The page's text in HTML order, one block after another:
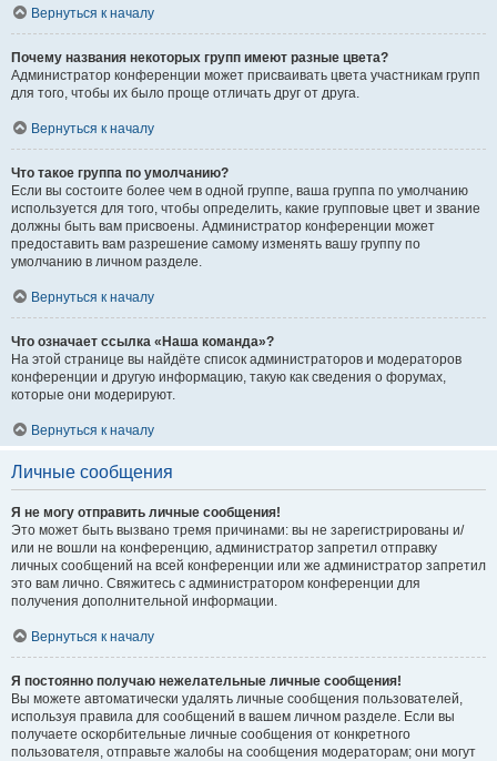
Вернуться к началу
Почему названия некоторых групп имеют разные цвета?
Администратор конференции может присваивать цвета участникам групп
для того, чтобы их было проще отличать друг от друга.
Вернуться к началу
Что такое группа по умолчанию?
Если вы состоите более чем в одной группе, ваша группа по умолчанию
используется для того, чтобы определить, какие групповые цвет и звание
должны быть вам присвоены. Администратор конференции может
предоставить вам разрешение самому изменять вашу группу по
умолчанию в личном разделе.
Вернуться к началу
Что означает ссылка «Наша команда»?
На этой странице вы найдёте список администраторов и модераторов
конференции и другую информацию, такую как сведения о форумах,
которые они модерируют.
Вернуться к началу
Личные сообщения
Я не могу отправить личные сообщения!
Это может быть вызвано тремя причинами: вы не зарегистрированы и/
или не вошли на конференцию, администратор запретил отправку
личных сообщений на всей конференции или же администратор запретил
это вам лично. Свяжитесь с администратором конференции для
получения дополнительной информации.
Вернуться к началу
Я постоянно получаю нежелательные личные сообщения!
Вы можете автоматически удалять личные сообщения пользователей,
используя правила для сообщений в вашем личном разделе. Если вы
получаете оскорбительные личные сообщения от конкретного
пользователя, отправьте жалобы на сообщения модераторам; они могут